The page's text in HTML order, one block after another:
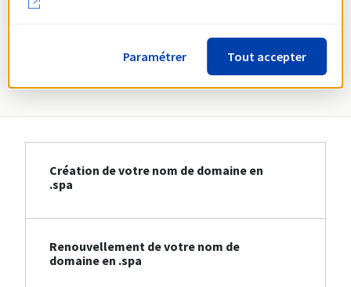
Informations sur le .spa
Création de votre nom de domaine en
.spa
Renouvellement de votre nom de
domaine en .spa
Paramétrer Tout accepter